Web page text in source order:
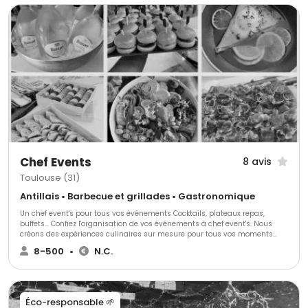
Chef Events 8 avis
Toulouse (31)
Antillais • Barbecue et grillades • Gastronomique
Un chef event's pour tous vos événements Cocktails, plateaux repas,
buffets... Confiez l'organisation de vos événements à chef event's. Nous
créons des expériences culinaires sur mesure pour tous vos moments
spéciaux, en entreprise comme à la maison.
8-500 • N.C.
Éco-responsable 🌱